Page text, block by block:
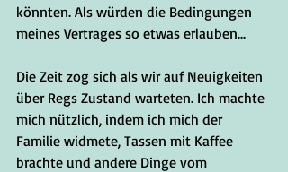
könnten. Als würden die Bedingungen
meines Vertrages so etwas erlauben...
Die Zeit zog sich als wir auf Neuigkeiten
über Regs Zustand warteten. Ich machte
mich nützlich, indem ich mich der
Familie widmete, Tassen mit Kaffee
brachte und andere Dinge vom